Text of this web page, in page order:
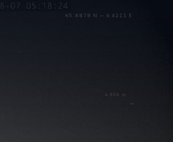
45.8878 N — 6.6211 E